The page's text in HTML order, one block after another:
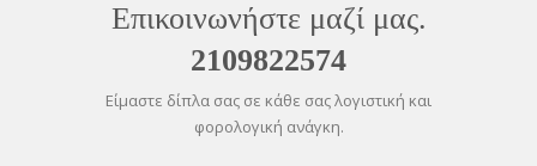
Επικοινωνήστε μαζί μας.
2109822574
Είμαστε δίπλα σας σε κάθε σας λογιστική και
φορολογική ανάγκη.